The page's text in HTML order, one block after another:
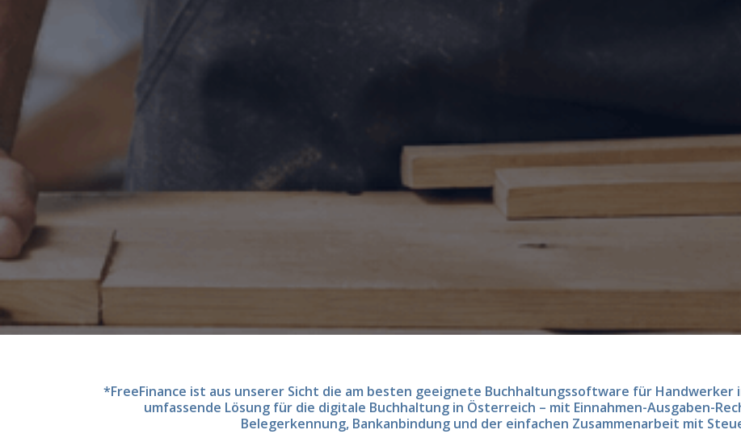
*FreeFinance ist aus unserer Sicht die am besten geeignete Buchhaltungssoftware für
umfassende Lösung für die digitale Buchhaltung in Österreich – mit Einnahmen-Ausgaben-
Belegerkennung, Bankanbindung und der einfachen Zusammenarbeit mit